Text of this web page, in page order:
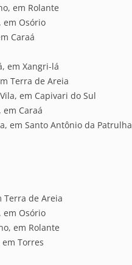
em Rolante
em Osório
Caraá
em Xangri-lá
Terra de Areia
em Capivari do Sul
Caraá
em Santo Antônio da Patrulha
Terra de Areia
em Osório
em Rolante
Torres